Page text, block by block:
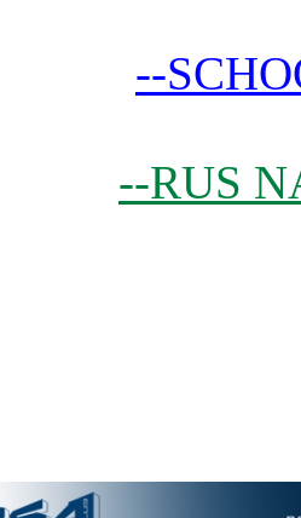
--
--RUS